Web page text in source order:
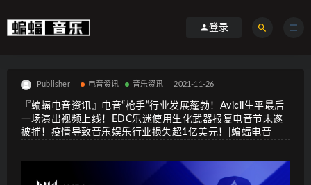
登录
Publisher 电音资讯 音乐资讯 2021-11-26
『蝙蝠电音资讯』电音“枪手”行业发展蓬勃！Avicii生平最后
一场演出视频上线！EDC乐迷使用生化武器报复电音节未遂
被捕！疫情导致音乐娱乐行业损失超1亿美元！|蝙蝠电音